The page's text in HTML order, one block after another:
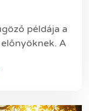
példája a
A